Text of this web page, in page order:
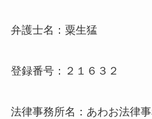
弁護士名：粟生猛
登録番号：２１６３２
法律事務所名：あわお法律